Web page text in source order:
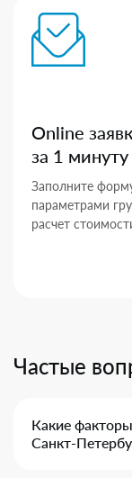
Online
за 1 минуту
Заполните
параметрами
расчет
Частые
Какие
Санкт-